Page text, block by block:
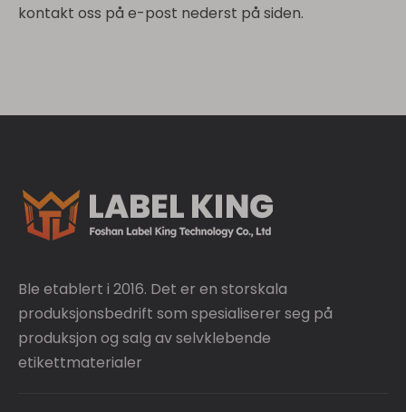
kontakt oss på e-post nederst på siden.
Ble etablert i 2016. Det er en storskala
produksjonsbedrift som spesialiserer seg på
produksjon og salg av selvklebende
etikettmaterialer